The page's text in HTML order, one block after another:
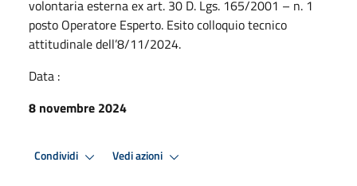
volontaria esterna ex art. 30 D. Lgs. 165/2001 – n. 1
posto Operatore Esperto. Esito colloquio tecnico
attitudinale dell’8/11/2024.
Data :
8 novembre 2024
Condividi Vedi azioni